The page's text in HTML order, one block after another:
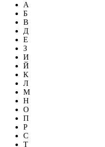
А
Б
В
Д
Е
З
И
Й
К
Л
М
Н
О
П
Р
С
Т